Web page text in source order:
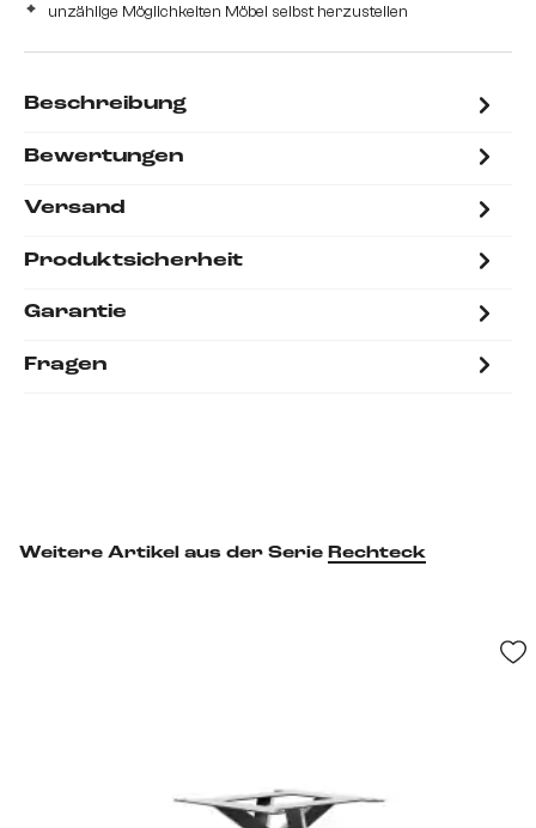
unzählige Möglichkeiten Möbel selbst herzustellen
Beschreibung
Bewertungen
Versand
Produktsicherheit
Garantie
Fragen
Weitere Artikel aus der Serie Rechteck